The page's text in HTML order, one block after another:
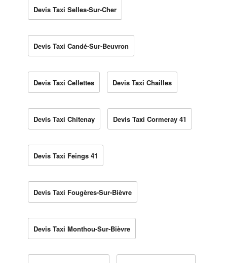
Devis Taxi Selles-Sur-Cher
Devis Taxi Candé-Sur-Beuvron
Devis Taxi Cellettes Devis Taxi Chailles
Devis Taxi Chitenay Devis Taxi Cormeray 41
Devis Taxi Feings 41
Devis Taxi Fougères-Sur-Bièvre
Devis Taxi Monthou-Sur-Bièvre